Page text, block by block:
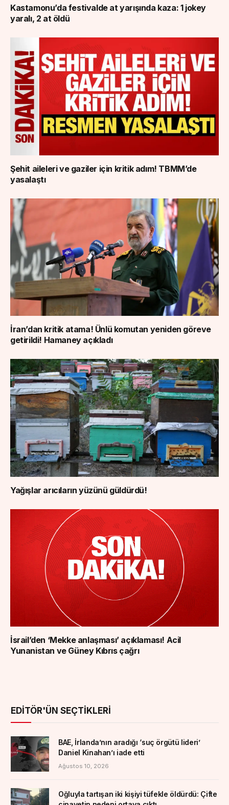
Kastamonu’da festivalde at yarışında kaza: 1 jokey
yaralı, 2 at öldü
Şehit aileleri ve gaziler için kritik adım! TBMM’de
yasalaştı
İran’dan kritik atama! Ünlü komutan yeniden göreve
getirildi! Hamaney açıkladı
Yağışlar arıcıların yüzünü güldürdü!
İsrail’den ‘Mekke anlaşması’ açıklaması! Acil
Yunanistan ve Güney Kıbrıs çağrı
EDITÖR'ÜN SEÇTIKLERI
BAE, İrlanda’nın aradığı ‘suç örgütü lideri’
Daniel Kinahan’ı iade etti
Ağustos 10, 2026
Oğluyla tartışan iki kişiyi tüfekle öldürdü: Çifte